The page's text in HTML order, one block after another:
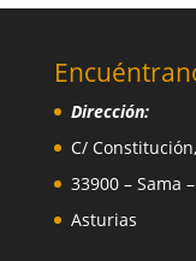
Dirección:
C/
33900 – Sama
Asturias